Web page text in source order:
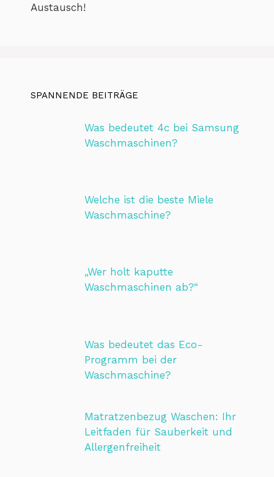
Austausch!
SPANNENDE BEITRÄGE
Was bedeutet 4c bei Samsung
Waschmaschinen?
Welche ist die beste Miele
Waschmaschine?
„Wer holt kaputte
Waschmaschinen ab?“
Was bedeutet das Eco-
Programm bei der
Waschmaschine?
Matratzenbezug Waschen: Ihr
Leitfaden für Sauberkeit und
Allergenfreiheit